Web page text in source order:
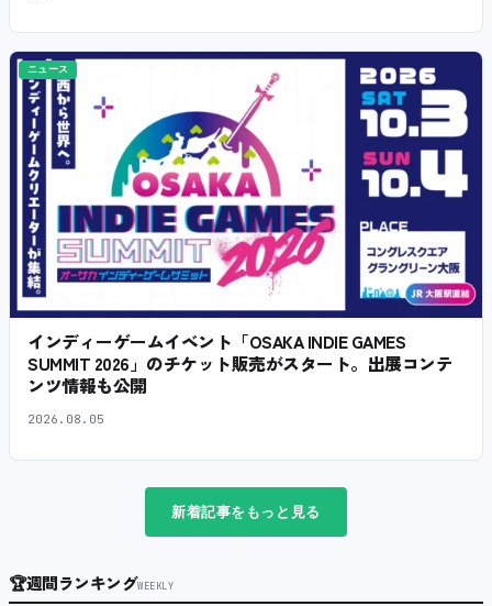
ニュース
インディーゲームイベント「OSAKA INDIE GAMES
SUMMIT 2026」のチケット販売がスタート。出展コンテ
ンツ情報も公開
2026.08.05
新着記事をもっと見る
🏆週間ランキングWEEKLY